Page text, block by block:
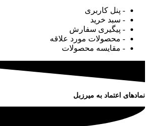
- پنل کاربری
- سبد خرید
- پیگیری سفارش
- محصولات مورد علاقه
- مقایسه محصولات
نمادهای اعتماد به میرزبل